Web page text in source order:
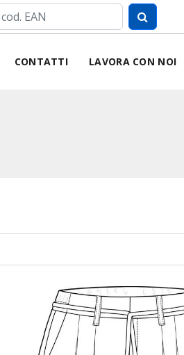
CONTATTI LAVORA CON NOI